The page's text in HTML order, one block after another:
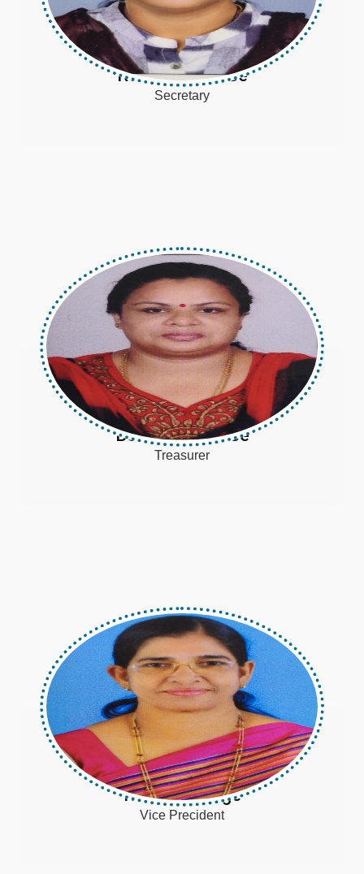
Reena Varghese
Secretary
Beena Kuriakose
Treasurer
Reetha George
Vice Precident